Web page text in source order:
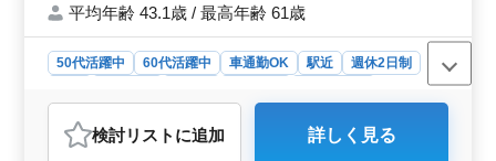
います。 ご応募お待ちしております。
平均年齢 43.1歳 / 最高年齢 61歳
50代活躍中 60代活躍中 車通勤OK 駅近
週休2日制
おすすめポイント
＜高収入と充実した福利厚生＞ 会計事務所スタッフの
検討リスト に追加 詳しく見る